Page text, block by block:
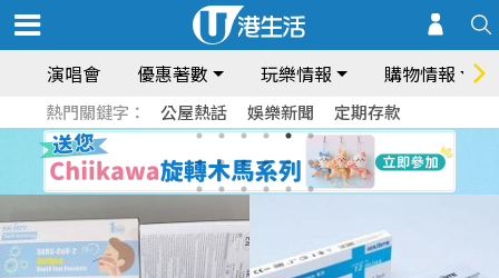
演唱會 優惠著數 玩樂情報 購物情報
熱門關鍵字： 公屋熱話 娛樂新聞 定期存款